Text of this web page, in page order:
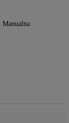
Manualna